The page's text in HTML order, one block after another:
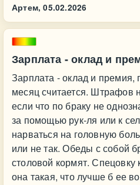
Артем, 05.02.2026
Зарплата - оклад и
Зарплата - оклад и премия,
месяц считается. Штрафов
если что по браку не
за помощью рук-ля или к
нарваться на головную
или не так. Обеды с собой
столовой кормят.
она такая, что лучше б ее